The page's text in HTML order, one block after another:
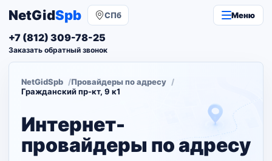
NetGidSpb СПб Меню
+7 (812) 309-78-25
Заказать обратный звонок
NetGidSpb
Провайдеры по адресу
Гражданский пр-кт, 9 к1
Интернет-
провайдеры по адресу